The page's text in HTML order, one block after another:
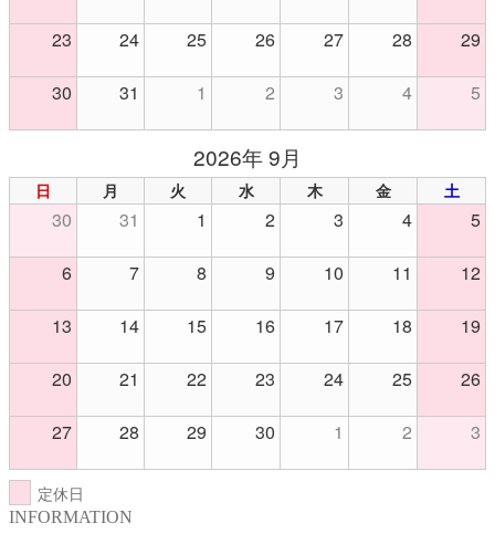
23 24 25 26 27 28 29
30 31 1 2 3 4 5
2026年 9月
日 月 火 水 木 金 土
30 31 1 2 3 4 5
6 7 8 9 10 11 12
13 14 15 16 17 18 19
20 21 22 23 24 25 26
27 28 29 30 1 2 3
定休日
INFORMATION